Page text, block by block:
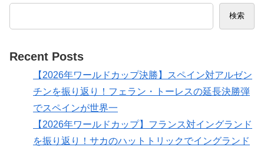
検索
Recent Posts
【2026年ワールドカップ決勝】スペイン対アルゼン
チンを振り返り！フェラン・トーレスの延長決勝弾
でスペインが世界一
【2026年ワールドカップ】フランス対イングランド
を振り返り！サカのハットトリックでイングランド